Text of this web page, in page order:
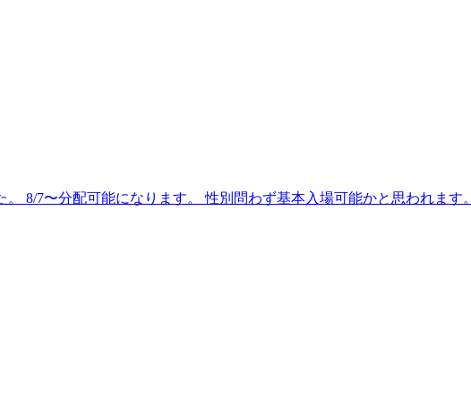
8/7〜分配可能になります。 性別問わず基本入場可能かと思われます。